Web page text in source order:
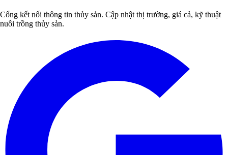
Cổng kết nối thông tin thủy sản. Cập nhật thị trường, giá cả, kỹ thuật
nuôi trồng thủy sản.